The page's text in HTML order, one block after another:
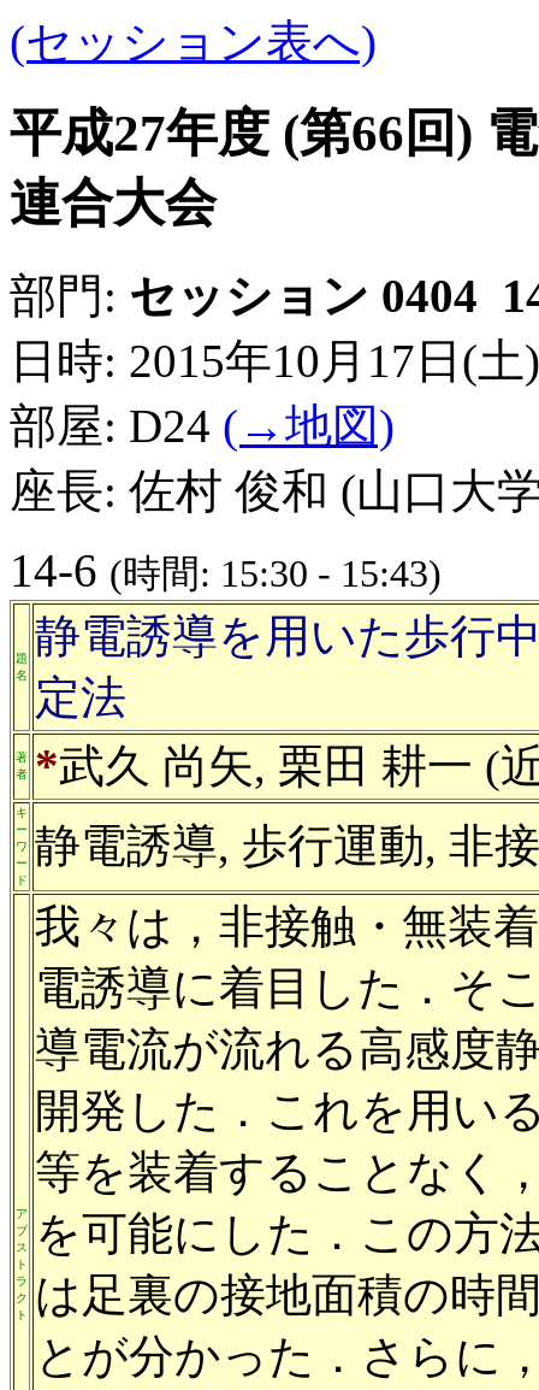
(セッション表へ)
平成27年度 (第66回)
連合大会
部門: セッション 0404
日時: 2015年10月17日(
部屋: D24 (→地図)
座長: 佐村 俊和 (山口大
14-6 (時間: 15:30 - 15:43)
題
名
静電誘導を用いた歩行
定法
著
者
*武久 尚矢, 栗田 耕一 (
キ
ー
ワ
ー
ド
静電誘導, 歩行運動, 非
ア
ブ
ス
ト
ラ
ク
ト
我々は，非接触・無装
電誘導に着目した．そ
導電流が流れる高感度
開発した．これを用い
等を装着することなく
を可能にした．この方
は足裏の接地面積の時
とが分かった．さらに